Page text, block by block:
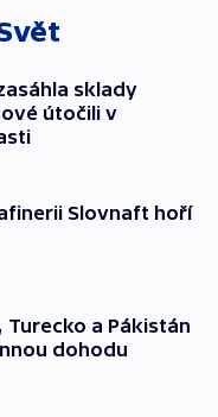
sklady
útočili v
Slovnaft hoří
Turecko a Pákistán
dohodu